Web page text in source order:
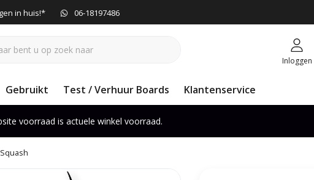
in huis!* 06-18197486
Inloggen
Gebruikt Test / Verhuur Boards Klantenservice
voorraad is actuele winkel voorraad.